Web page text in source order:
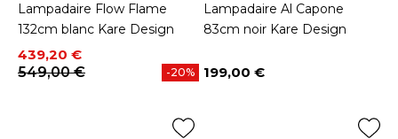
Lampadaire Flow Flame
132cm blanc Kare Design
Prix
439,20 €
Prix de base
549,00 €
-20%
Lampadaire Al Capone
83cm noir Kare Design
Prix
199,00 €